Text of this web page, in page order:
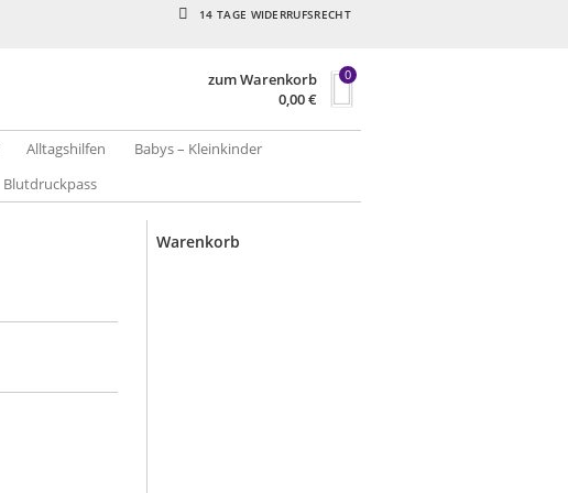
14 TAGE WIDERRUFSRECHT
zum Warenkorb
0,00€
0
Alltagshilfen
Babys – Kleinkinder
Blutdruckpass
Warenkorb